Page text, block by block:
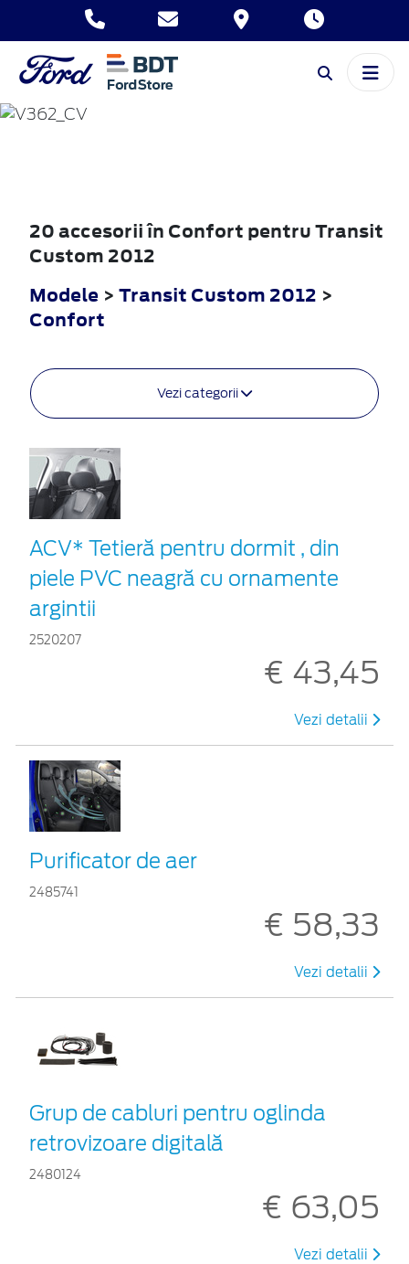
TRANSIT
CUSTOM
20 accesorii în Confort pentru Transit
Custom 2012
Modele > Transit Custom 2012 >
Confort
Vezi categorii
ACV* Tetieră pentru dormit , din
piele PVC neagră cu ornamente
argintii
2520207
€ 43,45
Vezi detalii
Purificator de aer
2485741
€ 58,33
Vezi detalii
Grup de cabluri pentru oglinda
retrovizoare digitală
2480124
€ 63,05
Vezi detalii